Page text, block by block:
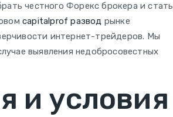
честного Форекс брокера и стать
capitalprof развод рынке
интернет-трейдеров. Мы
выявления недобросовестных
и условия